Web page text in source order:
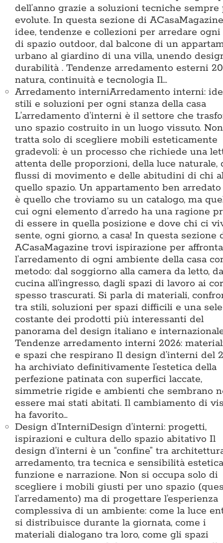
dell’anno grazie a soluzioni tecniche sempre
evolute. In questa sezione di
idee, tendenze e collezioni per arredare
di spazio outdoor, dal balcone di un
urbano al giardino di una villa, unendo
durabilità . Tendenze arredamento esterni
natura, continuità e tecnologia Il…
Arredamento interniArredamento interni:
stili e soluzioni per ogni stanza della casa
L’arredamento d’interni è il settore che
uno spazio costruito in un luogo vissuto.
tratta solo di scegliere mobili esteticamente
gradevoli: è un processo che richiede una
attenta delle proporzioni, della luce naturale,
flussi di movimento e delle abitudini di chi
quello spazio. Un appartamento ben
è quello che troviamo su un catalogo, ma
cui ogni elemento d’arredo ha una ragione
di essere in quella posizione e dove chi ci
sente, ogni giorno, a casa! In questa sezione
ACasaMagazine trovi ispirazione per
l’arredamento di ogni ambiente della casa
metodo: dal soggiorno alla camera da letto,
cucina all’ingresso, dagli spazi di lavoro ai
spesso trascurati. Si parla di materiali,
tra stili, soluzioni per spazi difficili e una
costante dei prodotti più interessanti del
panorama del design italiano e
Tendenze arredamento interni 2026:
e spazi che respirano Il design d’interni del
ha archiviato definitivamente l’estetica della
perfezione patinata con superfici laccate,
simmetrie rigide e ambienti che sembrano
essere mai stati abitati. Il cambiamento di
ha favorito…
Design d’InterniDesign d’interni: progetti,
ispirazioni e cultura dello spazio abitativo Il
design d’interni è un “confine” tra
arredamento, tra tecnica e sensibilità
funzione e narrazione. Non si occupa solo di
scegliere i mobili giusti per uno spazio
l’arredamento) ma di progettare l’esperienza
complessiva di un ambiente: come la luce
si distribuisce durante la giornata, come i
materiali dialogano tra loro, come gli spazi